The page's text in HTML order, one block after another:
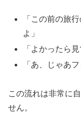
「この前の旅
よ」
「よかったら見
「あ、じゃあ
この流れは非常に
せん。